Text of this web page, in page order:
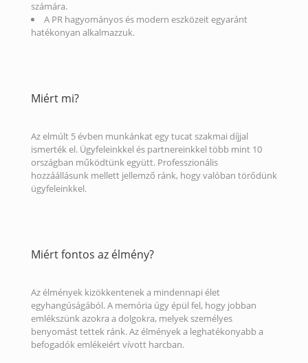
számára.
A PR hagyományos és modern eszközeit egyaránt
hatékonyan alkalmazzuk.
Miért mi?
Az elmúlt 5 évben munkánkat egy tucat szakmai díjjal
ismerték el. Ügyfeleinkkel és partnereinkkel több mint 10
országban működtünk együtt. Professzionális
hozzáállásunk mellett jellemző ránk, hogy valóban törődünk
ügyfeleinkkel.
Miért fontos az élmény?
Az élmények kizökkentenek a mindennapi élet
egyhangúságából. A memória úgy épül fel, hogy jobban
emlékszünk azokra a dolgokra, melyek személyes
benyomást tettek ránk. Az élmények a leghatékonyabb a
befogadók emlékeiért vívott harcban.